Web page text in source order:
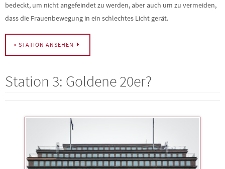
bedeckt, um nicht angefeindet zu werden, aber auch um zu vermeiden,
dass die Frauenbewegung in ein schlechtes Licht gerät.
> STATION ANSEHEN
Station 3: Goldene 20er?